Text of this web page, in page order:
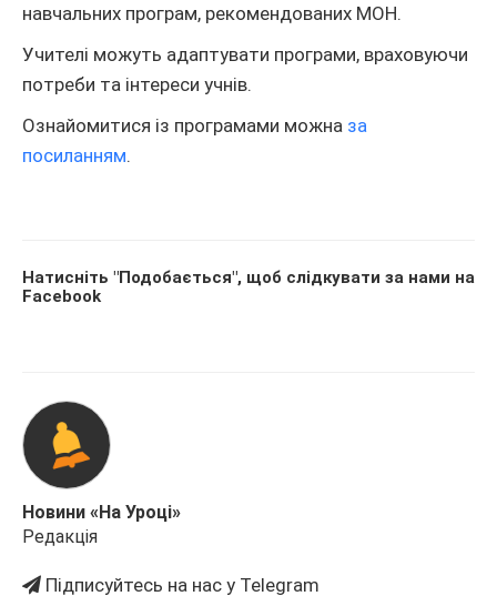
навчальних програм, рекомендованих МОН.
Учителі можуть адаптувати програми, враховуючи
потреби та інтереси учнів.
Ознайомитися із програмами можна за
посиланням.
Натисніть "Подобається", щоб слідкувати за нами на
Facebook
Новини «На Уроці»
Редакція
Підписуйтесь на нас у Telegram